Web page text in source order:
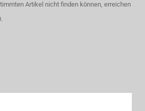
Artikel nicht finden können, erreichen